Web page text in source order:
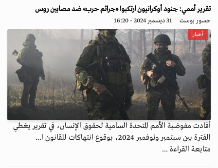
تقرير أممي: جنود أوكرانيون ارتكبوا «جرائم حرب» ضد مصابين روس
جسور بوست 31 ديسمبر 2024 - 16:20
أخبار
أفادت مفوضية الأمم المتحدة السامية لحقوق الإنسان، في تقرير يغطي
الفترة بين سبتمبر ونوفمبر 2024، بوقوع انتهاكات للقانون ا...
متابعة القراءة ...